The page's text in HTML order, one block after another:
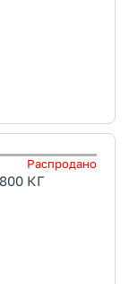
Распродано
КГ